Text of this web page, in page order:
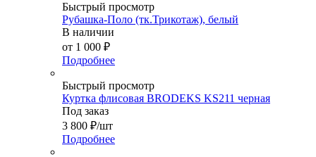
Быстрый просмотр
Рубашка-Поло (тк.Трикотаж), белый
В наличии
от 1 000 ₽
Подробнее
Быстрый просмотр
Куртка флисовая BRODEKS KS211 черная
Под заказ
3 800 ₽/шт
Подробнее